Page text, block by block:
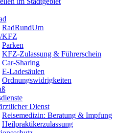
RadRundUm
KFZ
Parken
KFZ-Zulassung & Führerschein
Car-Sharing
E-Ladesäulen
Ordnungswidrigkeiten
Dienst
Reisemedizin: Beratung & Impfung
Heilpraktikerzulassung